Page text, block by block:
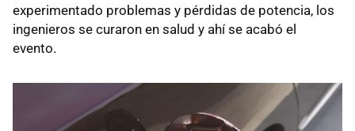
experimentado problemas y pérdidas de potencia, los
ingenieros se curaron en salud y ahí se acabó el
evento.